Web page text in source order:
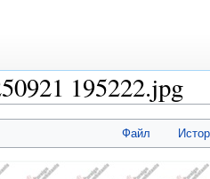
195222.jpg
Файл